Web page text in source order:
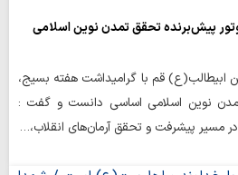
پیش‌برنده تحقق تمدن نوین اسلامی
ابیطالب‌(ع) قم با گرامیداشت هفته بسیج،
نوین اسلامی اساسی دانست و گفت :
مسیر پیشرفت و تحقق آرمان‌های انقلاب،…